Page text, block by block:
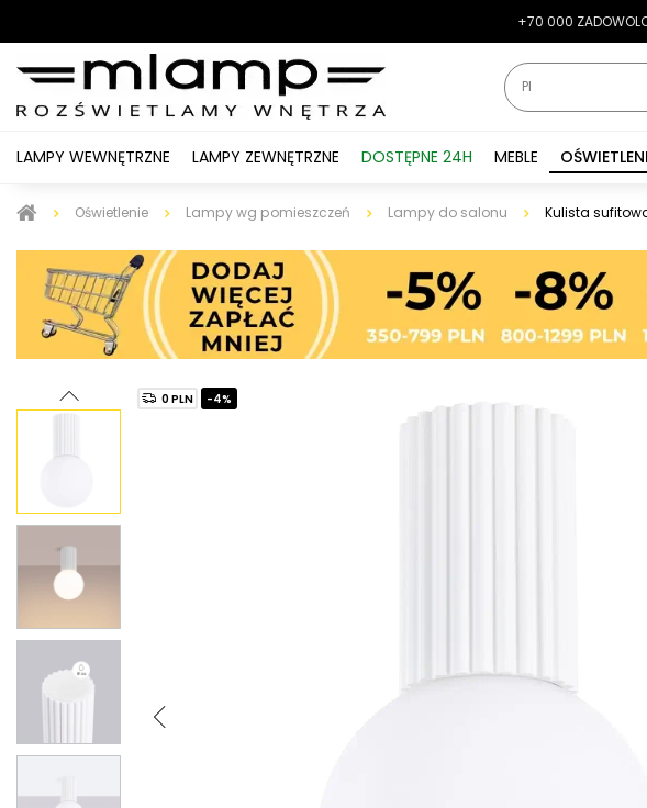
-7%
+70 000
LAMPY WEWNĘTRZNE LAMPY ZEWNĘTRZNE DOSTĘPNE 24H MEBLE
Oświetlenie Lampy wg pomieszczeń Lampy do salonu Kulista
0 PLN -4%